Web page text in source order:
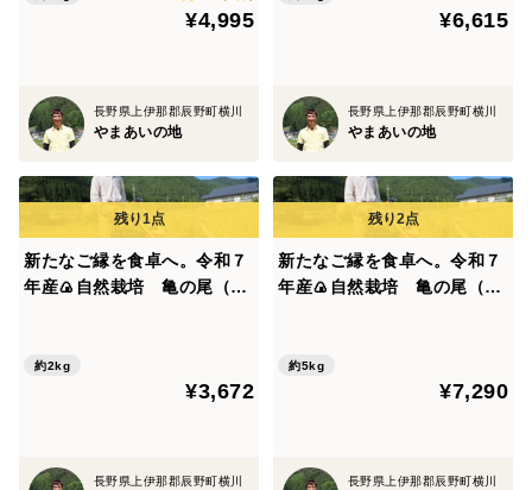
穫されたお米は、米・食味分析鑑定コンクールの国際大
会で認定を受けるなど、品質にも自信があります。
https://www.syokumikanteisi.gr.jp/p_k_nagano.htm
また、毎年専門機関で残留農薬の検査を行い、過去連続
残留農薬検査、放射能検査ともに「検出せず」と、皆様
に安心して貰えるお米です。
が育てたので、炊きあがりの香り、冷めたときにも甘味
＜栽培のこだわり＞
¥4,995
長野県上伊那郡辰野町横川
やまあいの地
¥6,615
長野県上伊那郡辰野町横川
やまあいの地
新たなご縁を食卓へ。令和７
年産🍙自然栽培 亀の尾（白
もに不使用！
約2kg
¥3,672
長野県上伊那郡辰野町横川
新たなご縁を食卓へ。令和７
年産🍙自然栽培 亀の尾（玄
もに不使用！
約5kg
¥7,290
長野県上伊那郡辰野町横川